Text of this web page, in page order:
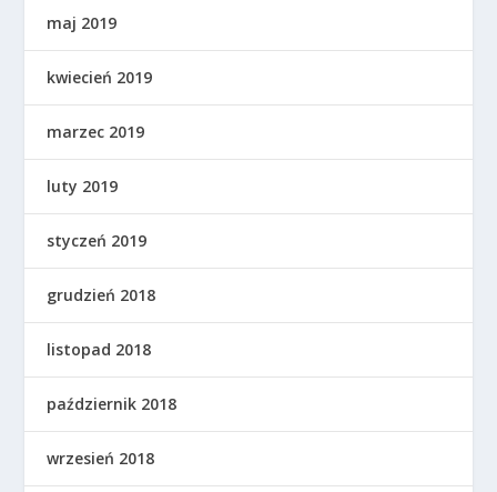
maj 2019
kwiecień 2019
marzec 2019
luty 2019
styczeń 2019
grudzień 2018
listopad 2018
październik 2018
wrzesień 2018